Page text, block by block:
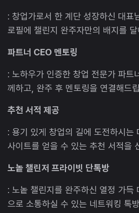
: 창업가로서 한 계단 성장하신 대표
로필에 챌린지 완주자만의 배지를
파트너 CEO 멘토링
: 노하우가 인증한 창업 전문가 파트
께하고, 완주 후 멘토링을 연결해드
추천 서적 제공
: 용기 있게 창업의 길에 도전하시는
사이트를 얻을 수 있는 추천 서적을
노놑 챌린저 프라이빗 단톡방
: 노놑 챌린지를 완주하신 열정 가득
으로 소통하실 수 있는 네트워킹 톡